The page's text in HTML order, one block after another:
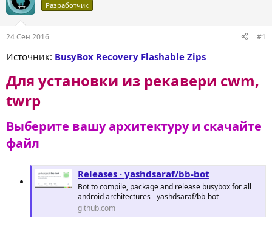
Разработчик
24 Сен 2016 #1
Источник: BusyBox Recovery Flashable Zips
Для установки из рекавери cwm,
twrp
Выберите вашу архитектуру и скачайте
файл
Releases · yashdsaraf/bb-bot
Bot to compile, package and release busybox for all
android architectures - yashdsaraf/bb-bot
github.com